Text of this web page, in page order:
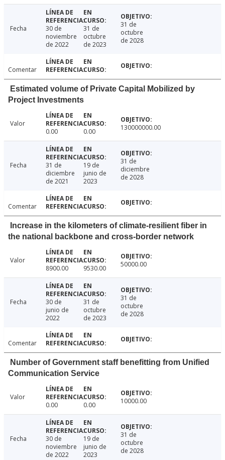
Fecha
30 de
noviembre
de 2022
31 de
octubre
de 2023
31 de
octubre
de 2028
Comentar
Estimated volume of Private Capital Mobilized by
Project Investments
Valor
0.00
0.00 130000000.00
Fecha
31 de
diciembre
de 2021
19 de
junio de
2023
31 de
diciembre
de 2028
Comentar
Increase in the kilometers of climate-resilient fiber in
the national backbone and cross-border network
Valor
8900.00
9530.00 50000.00
Fecha
30 de
junio de
2022
31 de
octubre
de 2023
31 de
octubre
de 2028
Comentar
Number of Government staff benefitting from Unified
Communication Service
Valor
0.00
0.00 10000.00
Fecha
30 de
noviembre
de 2022
19 de
junio de
2023
31 de
octubre
de 2028